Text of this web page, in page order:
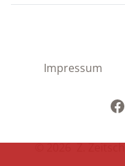
Impressum
© 2026 Z.